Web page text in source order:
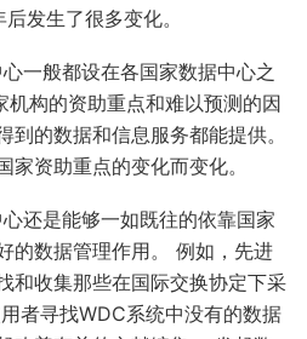
发生了很多变化。
一般都设在各国家数据中心之
构的资助重点和难以预测的因
的数据和信息服务都能提供。
资助重点的变化而变化。
还是能够一如既往的依靠国家
的数据管理作用。 例如，先进
和收集那些在国际交换协定下采
者寻找WDC系统中没有的数据